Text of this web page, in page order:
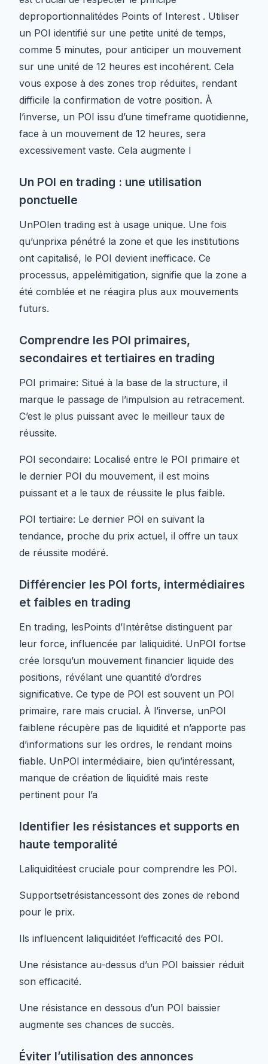
deproportionnalitédes Points of Interest . Utiliser
un POI identifié sur une petite unité de temps,
comme 5 minutes, pour anticiper un mouvement
sur une unité de 12 heures est incohérent. Cela
vous expose à des zones trop réduites, rendant
difficile la confirmation de votre position. À
l’inverse, un POI issu d’une timeframe quotidienne,
face à un mouvement de 12 heures, sera
excessivement vaste. Cela augmente l
Un POI en trading : une utilisation
ponctuelle
UnPOIen trading est à usage unique. Une fois
qu’unprixa pénétré la zone et que les institutions
ont capitalisé, le POI devient inefficace. Ce
processus, appelémitigation, signifie que la zone a
été comblée et ne réagira plus aux mouvements
futurs.
Comprendre les POI primaires,
secondaires et tertiaires en trading
POI primaire: Situé à la base de la structure, il
marque le passage de l’impulsion au retracement.
C’est le plus puissant avec le meilleur taux de
réussite.
POI secondaire: Localisé entre le POI primaire et
le dernier POI du mouvement, il est moins
puissant et a le taux de réussite le plus faible.
POI tertiaire: Le dernier POI en suivant la
tendance, proche du prix actuel, il offre un taux
de réussite modéré.
Différencier les POI forts, intermédiaires
et faibles en trading
En trading, lesPoints d’Intérêtse distinguent par
leur force, influencée par laliquidité. UnPOI fortse
crée lorsqu’un mouvement financier liquide des
positions, révélant une quantité d’ordres
significative. Ce type de POI est souvent un POI
primaire, rare mais crucial. À l’inverse, unPOI
faiblene récupère pas de liquidité et n’apporte pas
d’informations sur les ordres, le rendant moins
fiable. UnPOI intermédiaire, bien qu’intéressant,
manque de création de liquidité mais reste
pertinent pour l’a
Identifier les résistances et supports en
haute temporalité
Laliquiditéest cruciale pour comprendre les POI.
Supportsetrésistancessont des zones de rebond
pour le prix.
Ils influencent laliquiditéet l’efficacité des POI.
Une résistance au-dessus d’un POI baissier réduit
son efficacité.
Une résistance en dessous d’un POI baissier
augmente ses chances de succès.
Éviter l’utilisation des annonces